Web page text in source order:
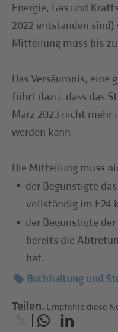
Energie, Gas und
2022 entstanden
Mitteilung muss bis
Das Versäumnis, eine
führt dazu, dass das
März 2023 nicht mehr
werden kann.
Die Mitteilung muss
der Begünstigte
vollständig im F24
der Begünstigte
bereits die
hat.
Buchhaltung und
Teilen. Empfehle diese